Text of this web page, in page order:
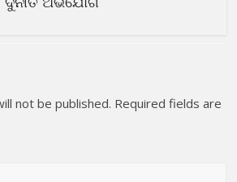
not be published. Required fields are